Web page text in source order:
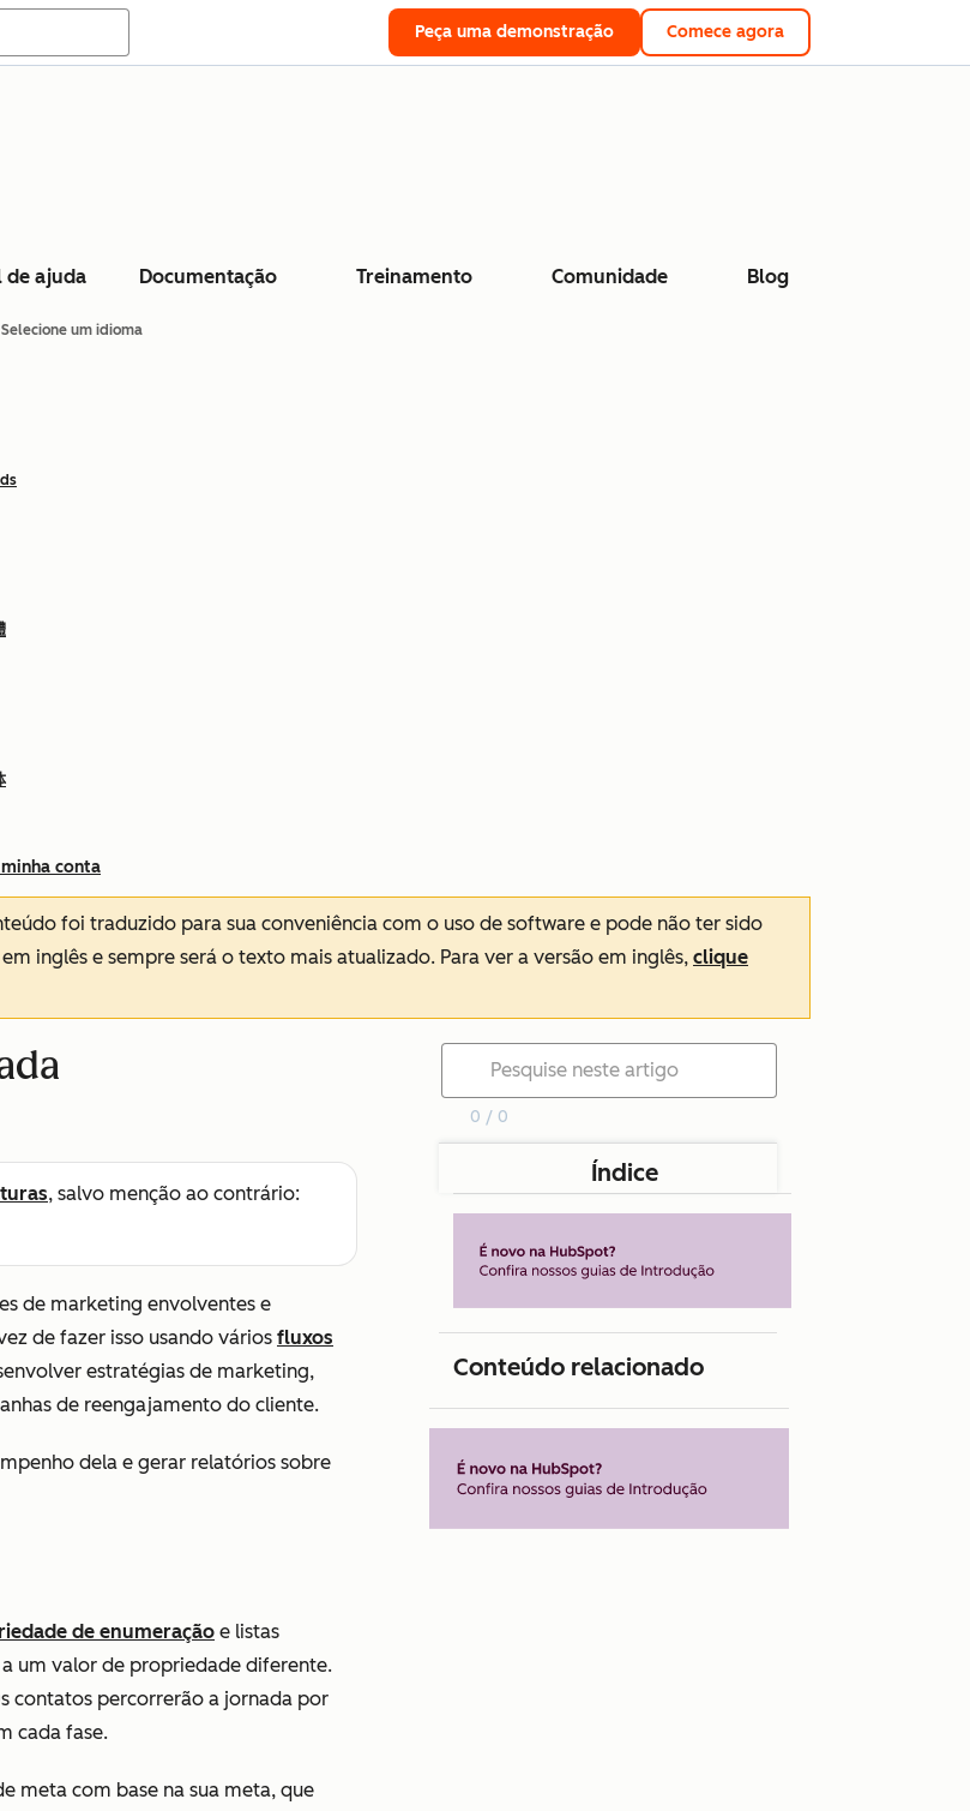
Peça uma demonstração Comece agora
de ajuda Documentação Treinamento Comunidade Blog
Selecione um idioma
conta
foi traduzido para sua conveniência com o uso de software e pode não ter sido
inglês e sempre será o texto mais atualizado. Para ver a versão em inglês, clique
, salvo menção ao contrário:
de marketing envolventes e
de fazer isso usando vários fluxos
estratégias de marketing,
de reengajamento do cliente.
dela e gerar relatórios sobre
de enumeração e listas
um valor de propriedade diferente.
contatos percorrerão a jornada por
cada fase.
meta com base na sua meta, que
0 / 0
Índice
Conteúdo relacionado